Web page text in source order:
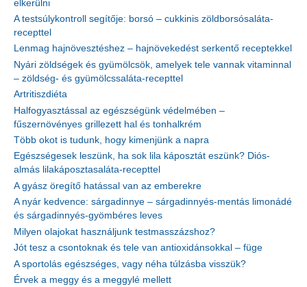
elkerülni
A testsúlykontroll segítője: borsó – cukkinis zöldborsósaláta-
recepttel
Lenmag hajnövesztéshez – hajnövekedést serkentő receptekkel
Nyári zöldségek és gyümölcsök, amelyek tele vannak vitaminnal
– zöldség- és gyümölcssaláta-recepttel
Artritiszdiéta
Halfogyasztással az egészségünk védelmében –
fűszernövényes grillezett hal és tonhalkrém
Több okot is tudunk, hogy kimenjünk a napra
Egészségesek leszünk, ha sok lila káposztát eszünk? Diós-
almás lilakáposztasaláta-recepttel
A gyász öregítő hatással van az emberekre
A nyár kedvence: sárgadinnye – sárgadinnyés-mentás limonádé
és sárgadinnyés-gyömbéres leves
Milyen olajokat használjunk testmasszázshoz?
Jót tesz a csontoknak és tele van antioxidánsokkal – füge
A sportolás egészséges, vagy néha túlzásba visszük?
Érvek a meggy és a meggylé mellett